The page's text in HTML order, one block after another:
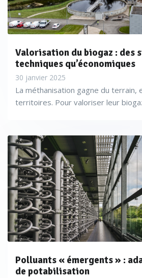
Valorisation du biogaz : des
techniques qu’économiques
30 janvier 2025
La méthanisation gagne du terrain,
territoires. Pour valoriser leur
Polluants « émergents » :
de potabilisation